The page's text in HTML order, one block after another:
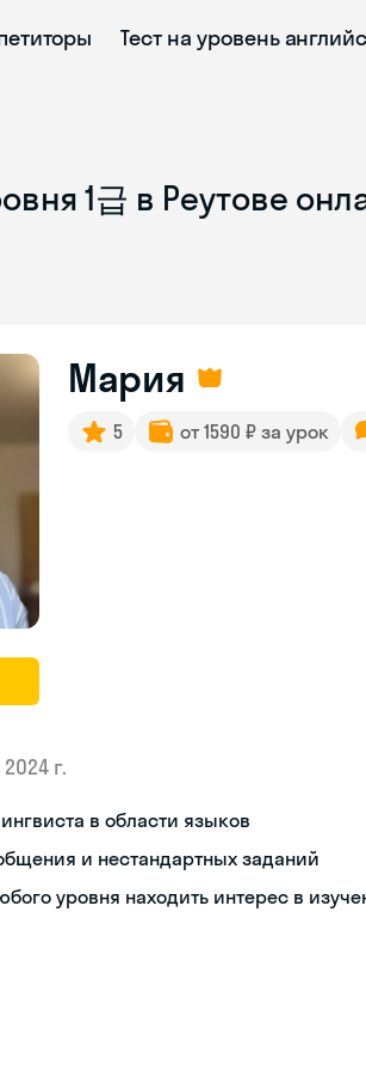
Тест на уровень
1급 в Реутове
Мария
5 от 1590 ₽ за урок
2024 г.
в области языков
и нестандартных заданий
уровня находить интерес в